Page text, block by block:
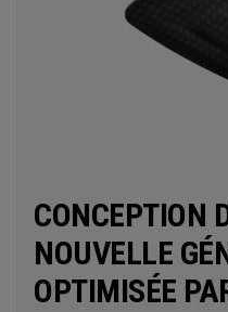
CONCEPTION
NOUVELLE
OPTIMISÉE